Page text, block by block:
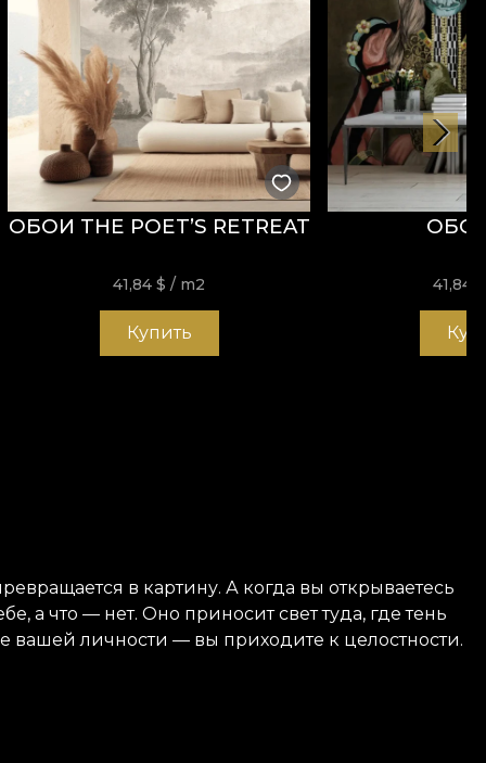
ОБОИ THE POET’S RETREAT
41,84$ / m2
Купить
41,84
в картину. А когда вы открываетесь
а что — нет. Оно приносит свет туда, где тень
вашей личности — вы приходите к целостности.
на ощупь. Canvas обладает фактурой,